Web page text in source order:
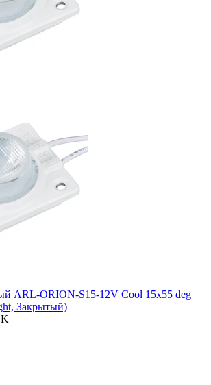
ARL-ORION-S15-12V Cool 15x55 deg
Закрытый)